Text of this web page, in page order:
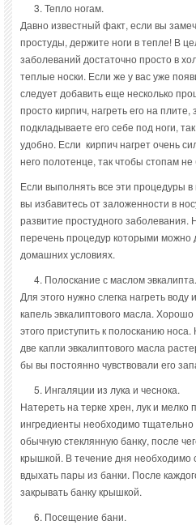
Тепло ногам.
Давно известный факт, если вы
простуды, держите ноги в тепле! В
заболеваний достаточно просто в
теплые носки. Если же у вас уже
следует добавить еще несколько
просто кирпич, нагреть его на
подкладываете его себе под ноги,
удобно. Если кирпич нагрет очень
него полотенце, так чтобы стопам
Если выполнять все эти процедуры в
вы избавитесь от заложенности в
развитие простудного
перечень процедур которыми можно
домашних условиях.
Полоскание с маслом эвкалипта.
Для этого нужно слегка нагреть воду
капель эвкалиптового масла.
этого приступить к полосканию
две капли эвкалиптового масла
бы вы постоянно чувствовали его
Ингаляции из лука и чеснока.
Натереть на терке хрен, лук и мелко
ингредиенты необходимо
обычную стеклянную банку, после
крышкой. В течение дня необходимо
вдыхать пары из банки. После
закрывать банку крышкой.
Посещение бани.